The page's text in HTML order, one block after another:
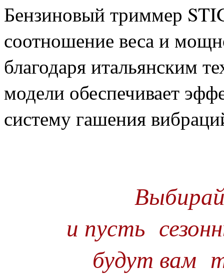
Бензиновый триммер
соотношение веса и
благодаря итальянским
модели обеспечивает
систему гашения
и пусть
будут вам